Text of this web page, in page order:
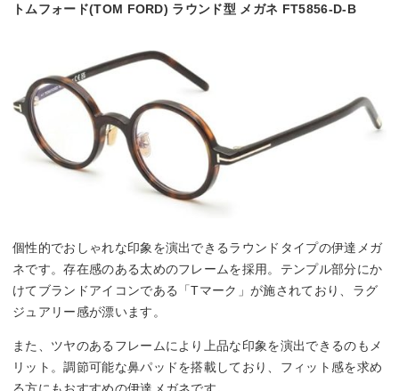
トムフォード(TOM FORD) ラウンド型 メガネ FT5856-D-B
個性的でおしゃれな印象を演出できるラウンドタイプの伊達メガ
ネです。存在感のある太めのフレームを採用。テンプル部分にか
けてブランドアイコンである「Tマーク」が施されており、ラグ
ジュアリー感が漂います。
また、ツヤのあるフレームにより上品な印象を演出できるのもメ
リット。調節可能な鼻パッドを搭載しており、フィット感を求め